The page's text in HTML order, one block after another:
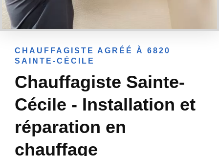
CHAUFFAGISTE AGRÉÉ À 6820
SAINTE-CÉCILE
Chauffagiste Sainte-
Cécile - Installation et
réparation en
chauffage